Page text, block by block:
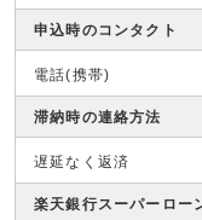
申込時のコンタクト
電話(携帯)
滞納時の連絡方法
遅延なく返済
楽天銀行スーパーロー